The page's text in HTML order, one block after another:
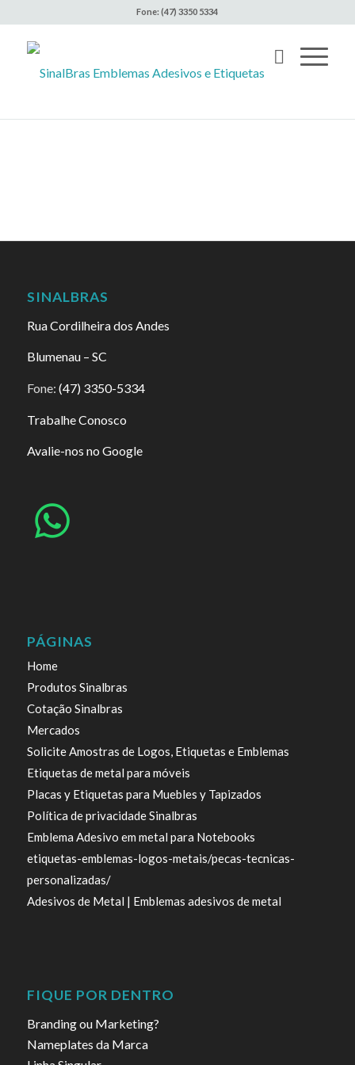
Fone: (47) 3350 5334
SINALBRAS
Rua Cordilheira dos Andes
Blumenau – SC
Fone: (47) 3350-5334
Trabalhe Conosco
Avalie-nos no Google
PÁGINAS
Home
Produtos Sinalbras
Cotação Sinalbras
Mercados
Solicite Amostras de Logos, Etiquetas e Emblemas
Etiquetas de metal para móveis
Placas y Etiquetas para Muebles y Tapizados
Política de privacidade Sinalbras
Emblema Adesivo em metal para Notebooks
etiquetas-emblemas-logos-metais/pecas-tecnicas-
personalizadas/
Adesivos de Metal | Emblemas adesivos de metal
FIQUE POR DENTRO
Branding ou Marketing?
Nameplates da Marca